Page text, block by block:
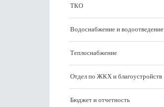
ТКО
Водоснабжение и водоотведение
Теплоснабжение
Отдел по ЖКХ и благоустройств
Бюджет и отчетность